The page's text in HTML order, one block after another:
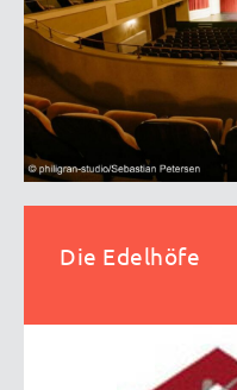
Die Edelhöfe